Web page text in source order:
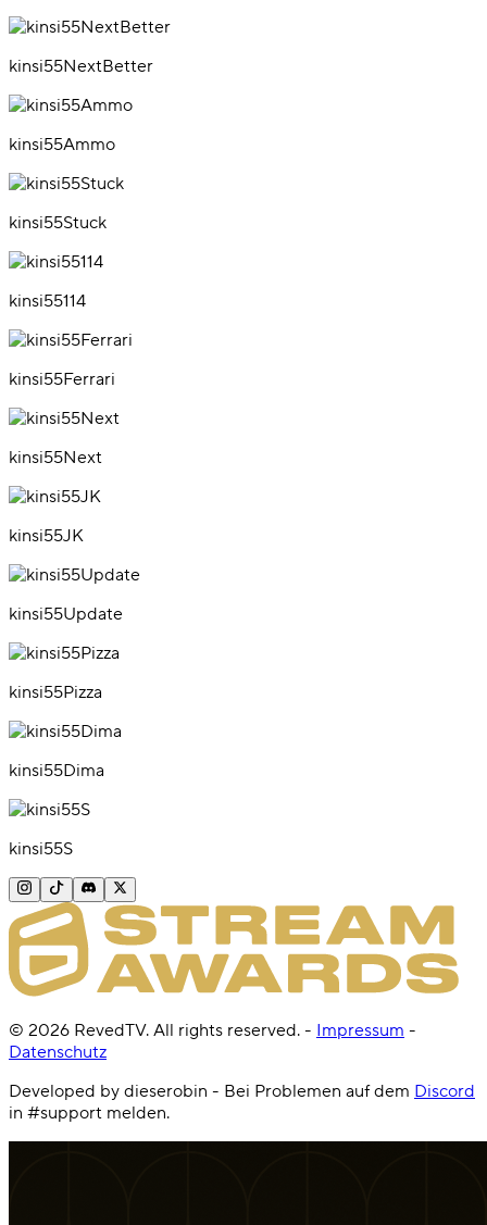
kinsi55NextBetter
kinsi55Ammo
kinsi55Stuck
kinsi55114
kinsi55Ferrari
kinsi55Next
kinsi55JK
kinsi55Update
kinsi55Pizza
kinsi55Dima
kinsi55S
© 2026 RevedTV. All rights reserved. - Impressum -
Datenschutz
Developed by dieserobin - Bei Problemen auf dem Discord
in #support melden.